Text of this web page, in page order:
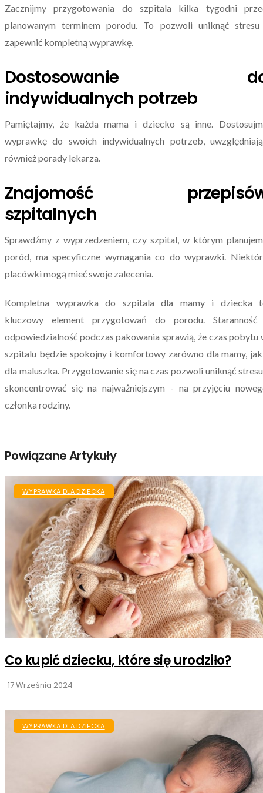
Zacznijmy przygotowania do szpitala kilka tygodni
planowanym terminem porodu. To pozwoli uniknąć
zapewnić kompletną wyprawkę.
Dostosowanie
indywidualnych potrzeb
Pamiętajmy, że każda mama i dziecko są inne.
wyprawkę do swoich indywidualnych potrzeb,
również porady lekarza.
Znajomość
szpitalnych
Sprawdźmy z wyprzedzeniem, czy szpital, w którym
poród, ma specyficzne wymagania co do wyprawki.
placówki mogą mieć swoje zalecenia.
Kompletna wyprawka do szpitala dla mamy i dziecka
kluczowy element przygotowań do porodu.
odpowiedzialność podczas pakowania sprawią, że czas pobytu
szpitalu będzie spokojny i komfortowy zarówno dla mamy,
dla maluszka. Przygotowanie się na czas pozwoli uniknąć
skoncentrować się na najważniejszym - na przyjęciu
członka rodziny.
Powiązane Artykuły
WYPRAWKA DLA DZIECKA
Co kupić dziecku, które się urodziło?
17 Września 2024
WYPRAWKA DLA DZIECKA